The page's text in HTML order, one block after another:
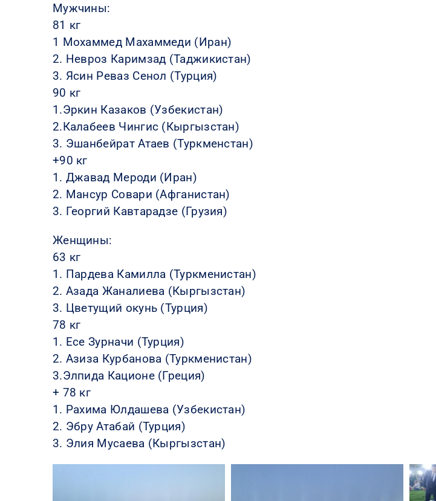
Мужчины:
81 кг
1 Мохаммед Махаммеди (Иран)
2. Невроз Каримзад (Таджикистан)
3. Ясин Реваз Сенол (Турция)
90 кг
1.Эркин Казаков (Узбекистан)
2.Калабеев Чингис (Кыргызстан)
3. Эшанбейрат Атаев (Туркменстан)
+90 кг
1. Джавад Мероди (Иран)
2. Мансур Совари (Афганистан)
3. Георгий Кавтарадзе (Грузия)
Женщины:
63 кг
1. Пардева Камилла (Туркменистан)
2. Азада Жаналиева (Кыргызстан)
3. Цветущий окунь (Турция)
78 кг
1. Есе Зурначи (Турция)
2. Азиза Курбанова (Туркменистан)
3.Элпида Кационе (Греция)
+ 78 кг
1. Рахима Юлдашева (Узбекистан)
2. Эбру Атабай (Турция)
3. Элия Мусаева (Кыргызстан)